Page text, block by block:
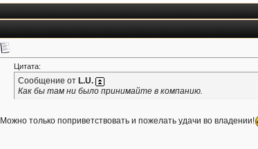
Цитата:
Сообщение от L.U.
Как бы там ни было принимайте в компанию.
Можно только поприветствовать и пожелать удачи во владении!